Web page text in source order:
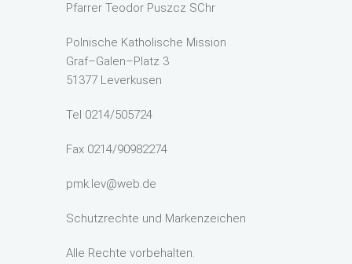
Pfarrer Teodor Puszcz SChr
Polnische Katholische Mission
Graf–Galen–Platz 3
51377 Leverkusen
Tel 0214/505724
Fax 0214/90982274
pmk.lev@web.de
Schutzrechte und Markenzeichen
Alle Rechte vorbehalten.